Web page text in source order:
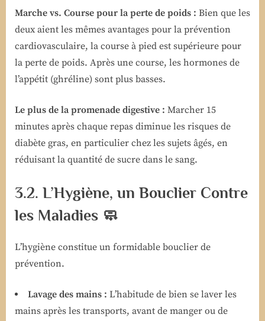
Marche vs. Course pour la perte de poids : Bien que les
deux aient les mêmes avantages pour la prévention
cardiovasculaire, la course à pied est supérieure pour
la perte de poids. Après une course, les hormones de
l’appétit (ghréline) sont plus basses.
Le plus de la promenade digestive : Marcher 15
minutes après chaque repas diminue les risques de
diabète gras, en particulier chez les sujets âgés, en
réduisant la quantité de sucre dans le sang.
3.2. L’Hygiène, un Bouclier Contre
les Maladies 🧼
L’hygiène constitue un formidable bouclier de
prévention.
Lavage des mains : L’habitude de bien se laver les
mains après les transports, avant de manger ou de